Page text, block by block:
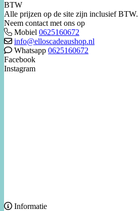
BTW
Alle prijzen op de site zijn inclusief BTW.
Neem contact met ons op
Mobiel 0625160672
info@elloscadeaushop.nl
Whatsapp 0625160672
Facebook
Instagram
Informatie